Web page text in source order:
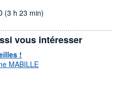
(3 h 23 min)
vous intéresser
!
MABILLE